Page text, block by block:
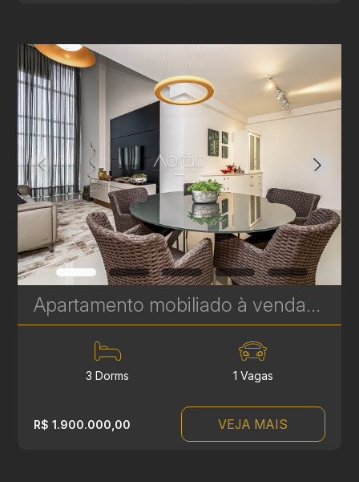
Apartamento mobiliado à venda no Soul Batel Soho, com 120,32 m², 3 quartos, sendo 1 suíte | Ref. 1764
3 Dorms 1 Vagas
R$ 1.900.000,00 VEJA MAIS